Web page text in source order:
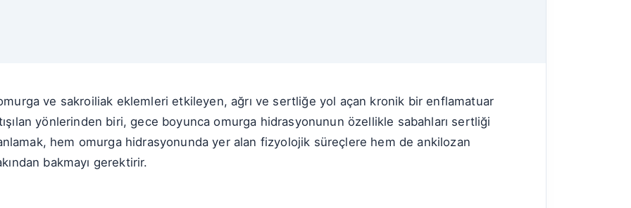
ve sakroiliak eklemleri etkileyen, ağrı ve sertliğe yol açan kronik bir enflamatuar
yönlerinden biri, gece boyunca omurga hidrasyonunun özellikle sabahları sertliği
hem omurga hidrasyonunda yer alan fizyolojik süreçlere hem de ankilozan
bakmayı gerektirir.